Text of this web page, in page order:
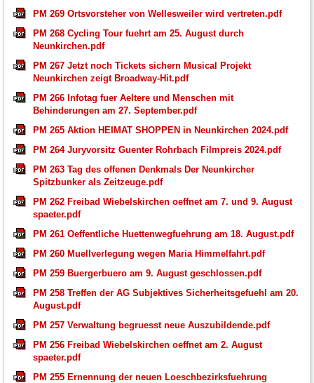
PM 269 Ortsvorsteher von Wellesweiler wird vertreten.pdf
PM 268 Cycling Tour fuehrt am 25. August durch
Neunkirchen.pdf
PM 267 Jetzt noch Tickets sichern Musical Projekt
Neunkirchen zeigt Broadway-Hit.pdf
PM 266 Infotag fuer Aeltere und Menschen mit
Behinderungen am 27. September.pdf
PM 265 Aktion HEIMAT SHOPPEN in Neunkirchen 2024.pdf
PM 264 Juryvorsitz Guenter Rohrbach Filmpreis 2024.pdf
PM 263 Tag des offenen Denkmals Der Neunkircher
Spitzbunker als Zeitzeuge.pdf
PM 262 Freibad Wiebelskirchen oeffnet am 7. und 9. August
spaeter.pdf
PM 261 Oeffentliche Huettenwegfuehrung am 18. August.pdf
PM 260 Muellverlegung wegen Maria Himmelfahrt.pdf
PM 259 Buergerbuero am 9. August geschlossen.pdf
PM 258 Treffen der AG Subjektives Sicherheitsgefuehl am 20.
August.pdf
PM 257 Verwaltung begruesst neue Auszubildende.pdf
PM 256 Freibad Wiebelskirchen oeffnet am 2. August
spaeter.pdf
PM 255 Ernennung der neuen Loeschbezirksfuehrung